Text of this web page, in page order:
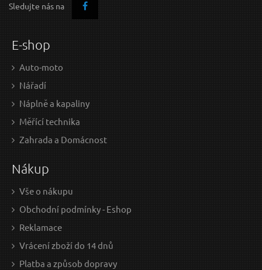
Sledujte nás na
E-shop
Auto-moto
Nářadí
Náplně a kapaliny
Měřící technika
Zahrada a Domácnost
Nákup
Vše o nákupu
Obchodní podmínky - Eshop
Reklamace
Vrácení zboží do 14 dnů
Platba a způsob dopravy